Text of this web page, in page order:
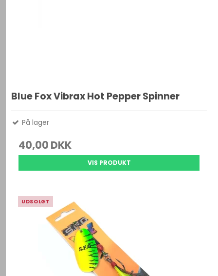
Blue Fox Vibrax Hot Pepper Spinner
På lager
40,00 DKK
VIS PRODUKT
UDSOLGT